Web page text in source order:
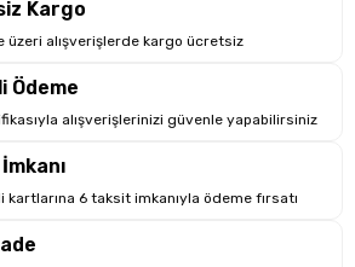
7/8/10/11, macOS 10.12+, Chrome OS 88+,
Linux
SAI, Illustrator, CorelDRAW, Clip
MS Office ve daha fazlası
Kargo
üzeri alışverişlerde kargo ücretsiz
Ödeme
alışverişlerinizi güvenle yapabilirsiniz
kartlarına 6 taksit imkanıyla ödeme fırsatı